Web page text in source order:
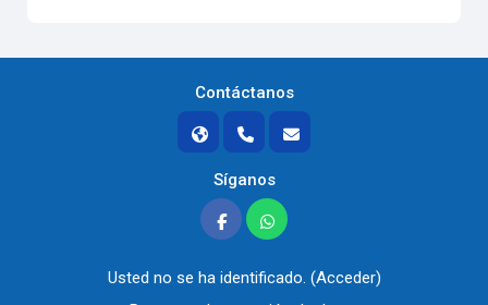
Contáctanos
Síganos
Usted no se ha identificado. (Acceder)